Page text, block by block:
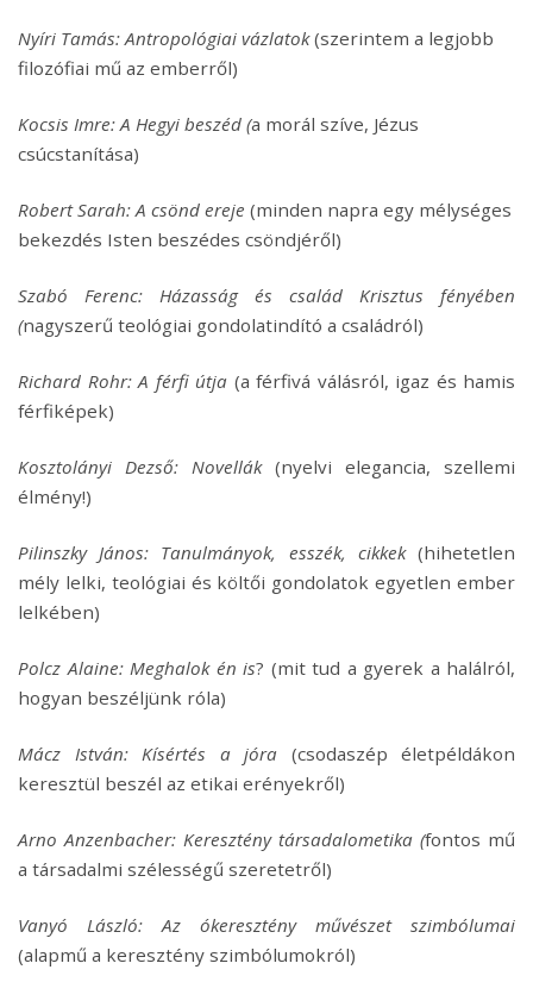
Nyíri Tamás: Antropológiai vázlatok(szerintem a legjobb
filozófiai mű az emberről)
Kocsis Imre: A Hegyi beszéd (a morál szíve, Jézus
csúcstanítása)
Robert Sarah: A csönd ereje (minden napra egy mélységes
bekezdés Isten beszédes csöndjéről)
Szabó Ferenc: Házasság és család Krisztus fényében
(nagyszerű teológiai gondolatindító a családról)
Richard Rohr: A férfi útja (a férfivá válásról, igaz és hamis
férfiképek)
Kosztolányi Dezső: Novellák(nyelvi elegancia, szellemi
élmény!)
Pilinszky János: Tanulmányok, esszék, cikkek(hihetetlen
mély lelki, teológiai és költői gondolatok egyetlen ember
lelkében)
Polcz Alaine: Meghalok én is? (mit tud a gyerek a halálról,
hogyan beszéljünk róla)
Mácz István: Kísértés a jóra (csodaszép életpéldákon
keresztül beszél az etikai erényekről)
Arno Anzenbacher: Keresztény társadalometika (fontos mű
a társadalmi szélességű szeretetről)
Vanyó László: Az ókeresztény művészet szimbólumai
(alapmű a keresztény szimbólumokról)